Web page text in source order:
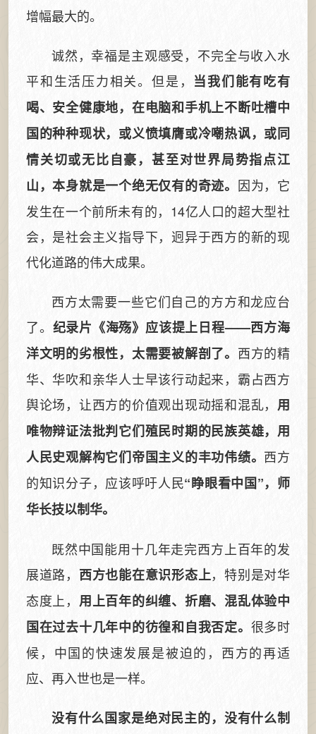
增幅最大的。
诚然，幸福是主观感受，不完全与收入水
平和生活压力相关。但是， 当我们能有吃有
喝、安全健康地，在电脑和手机上不断吐槽中
国的种种现状，或义愤填膺或冷嘲热讽，或同
情关切或无比自豪，甚至对世界局势指点江
山，本身就是一个绝无仅有的奇迹。 因为，它
发生在一个前所未有的，14亿人口的超大型社
会，是社会主义指导下，迥异于西方的新的现
代化道路的伟大成果。
西方太需要一些它们自己的方方和龙应台
了。 纪录片《海殇》应该提上日程——西方海
洋文明的劣根性，太需要被解剖了。 西方的精
华、华吹和亲华人士早该行动起来，霸占西方
舆论场，让西方的价值观出现动摇和混乱， 用
唯物辩证法批判它们殖民时期的民族英雄，用
人民史观解构它们帝国主义的丰功伟绩。 西方
的知识分子，应该呼吁人民“睁眼看中国”，师
华长技以制华。
既然中国能用十几年走完西方上百年的发
展道路， 西方也能在意识形态上，特别是对华
态度上， 用上百年的纠缠、折磨、混乱体验中
国在过去十几年中的彷徨和自我否定。 很多时
候，中国的快速发展是被迫的，西方的再适
应、再入世也是一样。
没有什么国家是绝对民主的，没有什么制